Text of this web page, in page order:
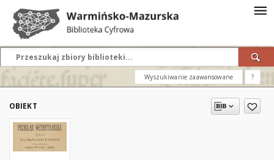
Wyszukiwanie zaawansowane ?
OBIEKT